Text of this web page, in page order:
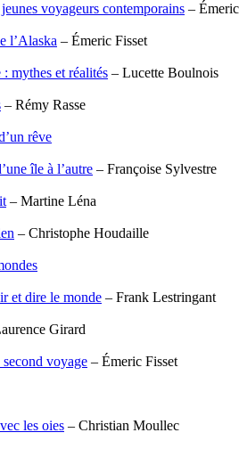
voyageurs contemporains –
l’Alaska – Émeric Fisset
mythes et réalités – Lucette Boulnois
– Rémy Rasse
rêve
île à l’autre – Françoise Sylvestre
– Martine Léna
– Christophe Houdaille
et dire le monde – Frank Lestringant
Girard
voyage – Émeric Fisset
les oies – Christian Moullec